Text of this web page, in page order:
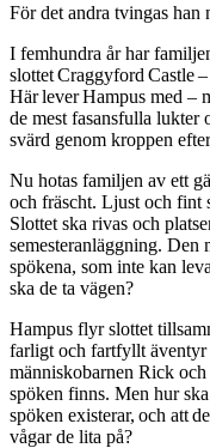
För det andra tvingas han
I femhundra år har
slottet Craggyford Castle
Här lever Hampus med –
de mest fasansfulla lukter
svärd genom kroppen
Nu hotas familjen av ett
och fräscht. Ljust och fint
Slottet ska rivas och
semesteranläggning. Den
spökena, som inte kan
ska de ta vägen?
Hampus flyr slottet
farligt och fartfyllt
människobarnen Rick
spöken finns. Men hur
spöken existerar, och att
vågar de lita på?